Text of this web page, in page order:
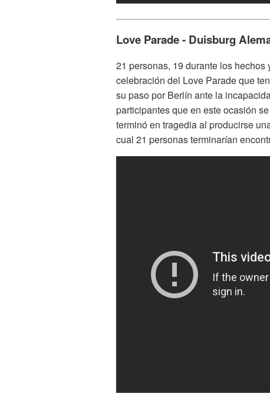
Love Parade - Duisburg
21 personas, 19 durante los
celebración del Love Parade que
su paso por Berlín ante la
participantes que en este ocasión
terminó en tragedia al producirse
cual 21 personas terminarían